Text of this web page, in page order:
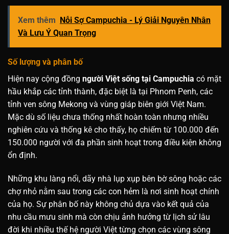
Xem thêm Nỗi Sợ Campuchia - Lý Giải Nguyên Nhân
Và Lưu Ý Quan Trọng
Số lượng và phân bố
Hiện nay cộng đồng người Việt sống tại Campuchia có mặt
hầu khắp các tỉnh thành, đặc biệt là tại Phnom Penh, các
tỉnh ven sông Mekong và vùng giáp biên giới Việt Nam.
Mặc dù số liệu chưa thống nhất hoàn toàn nhưng nhiều
nghiên cứu và thống kê cho thấy, họ chiếm từ 100.000 đến
150.000 người với đa phần sinh hoạt trong điều kiện không
ổn định.
Những khu làng nổi, dãy nhà lụp xụp bên bờ sông hoặc các
chợ nhỏ nằm sau trong các con hẻm là nơi sinh hoạt chính
của họ. Sự phân bố này không chủ dựa vào kết quả của
nhu cầu mưu sinh mà còn chịu ảnh hưởng từ lịch sử lâu
đời khi nhiều thế hệ người Việt từng chọn các vùng sông